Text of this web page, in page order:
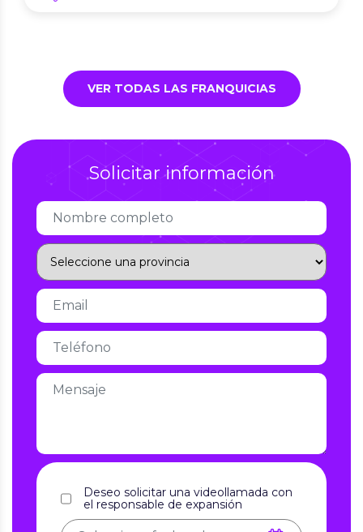
VER TODAS LAS FRANQUICIAS
Solicitar información
Deseo solicitar una videollamada con
el responsable de expansión